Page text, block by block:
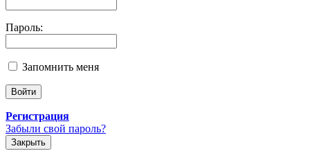
Пароль:
Запомнить меня
Регистрация
Забыли свой пароль?
Закрыть